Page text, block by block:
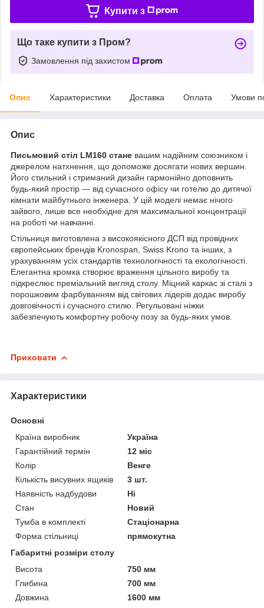
Купити з
Що таке купити з Пром?
Замовлення під захистом
Опис Характеристики Доставка Оплата Умови
Опис
Письмовий стіл LM160 стане вашим надійним союзником і
джерелом натхнення, що допоможе досягати нових вершин.
Його стильний і стриманий дизайн гармонійно доповнить
будь-який простір — від сучасного офісу чи готелю до дитячої
кімнати майбутнього інженера. У цій моделі немає нічого
зайвого, лише все необхідне для максимальної концентрації
на роботі чи навчанні.
Стільниця виготовлена з високоякісного ДСП від провідних
європейських брендів Kronospan, Swiss Krono та інших, з
урахуванням усіх стандартів технологічності та екологічності.
Елегантна кромка створює враження цільного виробу та
підкреслює преміальний вигляд столу. Міцний каркас зі сталі з
порошковим фарбуванням від світових лідерів додає виробу
довговічності і сучасного стилю. Регульовані ніжки
забезпечують комфортну робочу позу за будь-яких умов.
Приховати
Характеристики
Основні
Країна виробник
Україна
Гарантійний термін
12 міс
Колір
Венге
Кількість висувних ящиків
3 шт.
Наявність надбудови
Ні
Стан
Новий
Тумба в комплекті
Стаціонарна
Форма стільниці
прямокутна
Габаритні розміри столу
Висота
750 мм
Глибина
700 мм
Довжина
1600 мм